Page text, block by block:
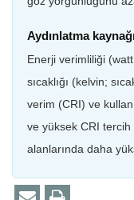
Aydınlatma
Enerji verimliliği
sıcaklığı (kelvin;
verim (CRI) ve
ve yüksek CRI
alanlarında daha